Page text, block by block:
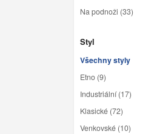
Na podnoži (33)
Styl
Všechny styly
Etno (9)
Industriální (17)
Klasické (72)
Venkovské (10)